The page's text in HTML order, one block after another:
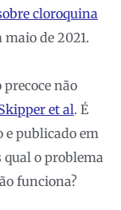
cloroquina
maio de 2021.
não
et al. É
e publicado em
o problema
funciona?